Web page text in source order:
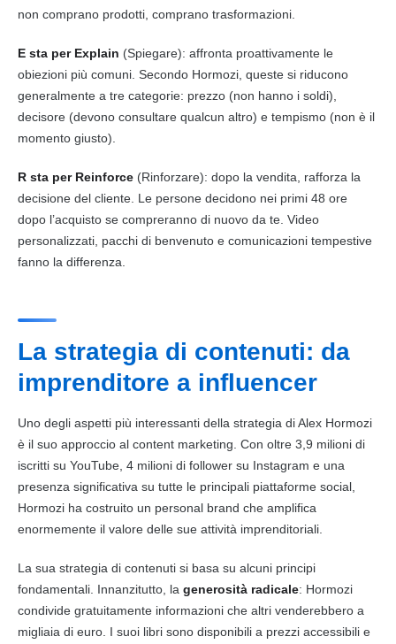
non comprano prodotti, comprano trasformazioni.
E sta per Explain (Spiegare): affronta proattivamente le
obiezioni più comuni. Secondo Hormozi, queste si riducono
generalmente a tre categorie: prezzo (non hanno i soldi),
decisore (devono consultare qualcun altro) e tempismo (non è il
momento giusto).
R sta per Reinforce (Rinforzare): dopo la vendita, rafforza la
decisione del cliente. Le persone decidono nei primi 48 ore
dopo l’acquisto se compreranno di nuovo da te. Video
personalizzati, pacchi di benvenuto e comunicazioni tempestive
fanno la differenza.
La strategia di contenuti: da
imprenditore a influencer
Uno degli aspetti più interessanti della strategia di Alex Hormozi
è il suo approccio al content marketing. Con oltre 3,9 milioni di
iscritti su YouTube, 4 milioni di follower su Instagram e una
presenza significativa su tutte le principali piattaforme social,
Hormozi ha costruito un personal brand che amplifica
enormemente il valore delle sue attività imprenditoriali.
La sua strategia di contenuti si basa su alcuni principi
fondamentali. Innanzitutto, la generosità radicale: Hormozi
condivide gratuitamente informazioni che altri venderebbero a
migliaia di euro. I suoi libri sono disponibili a prezzi accessibili e